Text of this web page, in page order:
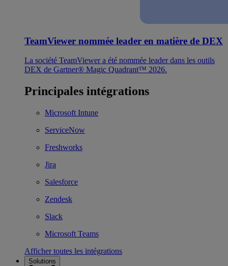
TeamViewer nommée leader en matière de DEX
La société TeamViewer a été nommée leader dans les outils
DEX de Gartner® Magic Quadrant™ 2026.
Principales intégrations
Microsoft Intune
ServiceNow
Freshworks
Jira
Salesforce
Zendesk
Slack
Microsoft Teams
Afficher toutes les intégrations
Solutions